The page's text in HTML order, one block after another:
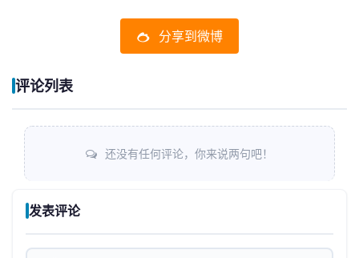
分享到微博
评论列表
还没有任何评论，你来说两句吧！
发表评论